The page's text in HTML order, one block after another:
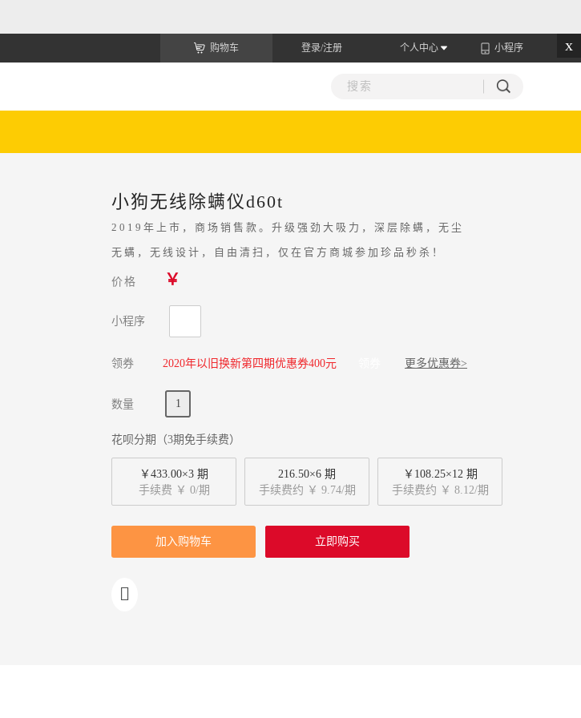
x
购物车 登录/注册 个人中心 小程序
小狗无线除螨仪d60t
2019年上市，商场销售款。升级强劲大吸力，深层除螨， 无尘
无螨， 无线设计，自由清扫，仅在官方商城参加珍品秒杀！
价格 ￥
小程序
领券 2020年以旧换新第四期优惠券400元 更多优惠券>
数量
花呗分期（3期免手续费）
￥433.00×3 期
手续费 ￥ 0/期
216.50×6 期
手续费约 ￥ 9.74/期
￥108.25×12 期
手续费约 ￥ 8.12/期
立即购买
加入购物车